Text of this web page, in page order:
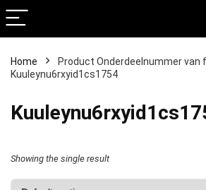
Home Product Onderdeelnummer van
Kuuleynu6rxyid1cs1754
Showing the single result